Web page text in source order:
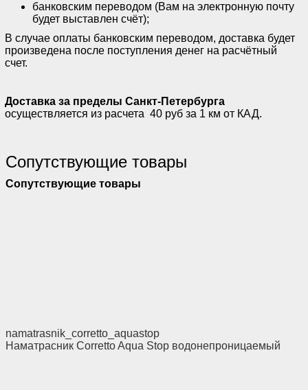
банковским переводом (Вам на электронную почту
будет выставлен счёт);
В случае оплаты банковским переводом, доставка будет
произведена после поступления денег на расчётный
счет.
Доставка за пределы Санкт-Петербурга
осуществляется из расчета 40 руб за 1 км от КАД.
Сопутствующие товары
Сопутствующие товары
namatrasnik_corretto_aquastop
Наматрасник Corretto Aqua Stop водонепроницаемый